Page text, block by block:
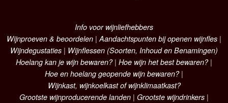
Info voor wijnliefhebbers
Wijnproeven & beoordelen |Aandachtspunten bij openen wijnfles |
Wijndegustaties | Wijnflessen (Soorten, Inhoud en Benamingen)
Hoelang kan je wijn bewaren?| Hoe wijn het best bewaren?|
Hoe en hoelang geopende wijn bewaren?|
Wijnkast, wijnkoelkast of wijnklimaatkast?
Grootste wijnproducerende landen | Grootste wijndrinkers |